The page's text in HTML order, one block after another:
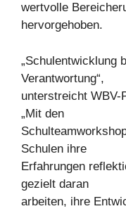
wertvolle
hervorgehoben.
„Schulentwicklung
Verantwortung“,
unterstreicht WBV-
„Mit den
Schulen ihre
Erfahrungen
gezielt daran
arbeiten, ihre